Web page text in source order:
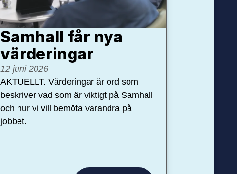
Samhall får nya
värdering­ar
12 juni 2026
AKTUELLT. Värderingar är ord som
beskriver vad som är viktigt på Samhall
och hur vi vill bemöta varandra på
jobbet.